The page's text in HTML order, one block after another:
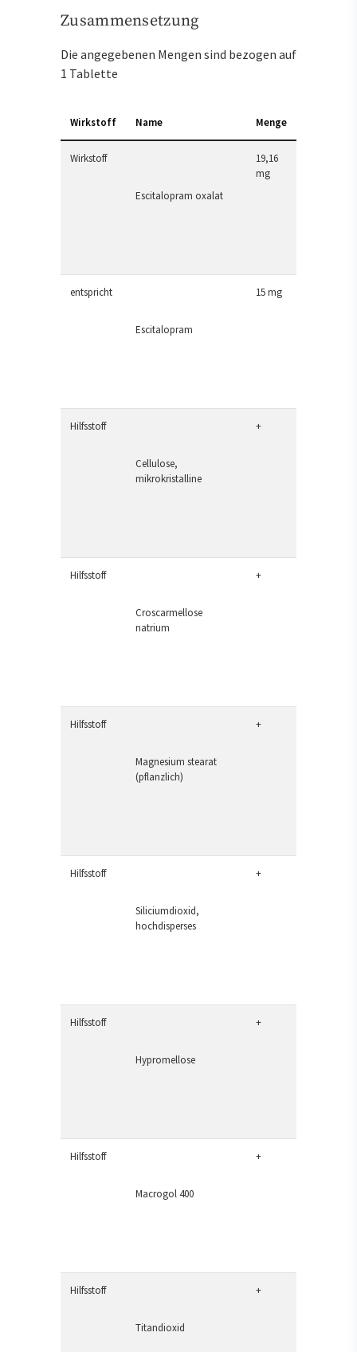
Zusammensetzung
Die angegebenen Mengen sind bezogen auf
1 Tablette
Wirkstoff Name Menge
Wirkstoff
Escitalopram oxalat
19,16
mg
entspricht
Escitalopram
15 mg
Hilfsstoff
Cellulose,
mikrokristalline
+
Hilfsstoff
Croscarmellose
natrium
+
Hilfsstoff
Magnesium stearat
(pflanzlich)
+
Hilfsstoff
Siliciumdioxid,
hochdisperses
+
Hilfsstoff
Hypromellose
+
Hilfsstoff
Macrogol 400
+
Hilfsstoff
Titandioxid
+